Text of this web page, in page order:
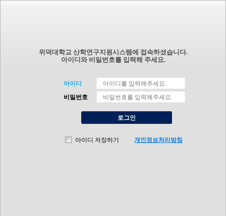
위덕대학교 산학연구지원시스템에 접속하셨습니다.
아이디와 비밀번호를 입력해 주세요.
아이디
비밀번호
로그인
아이디 저장하기 개인정보처리방침